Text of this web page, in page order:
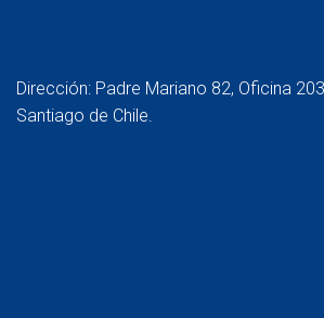
Dirección: Padre Mariano 82, Oficina
Santiago de Chile.